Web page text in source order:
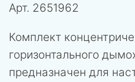
Арт. 2651962
Комплект
горизонтального
предназначен для